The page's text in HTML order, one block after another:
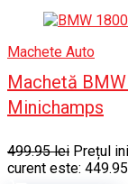
Machete Auto
Machetă
Minichamps
499.95lei Prețul
curent este: